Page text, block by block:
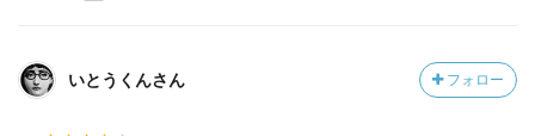
いとうくんさん フォロー